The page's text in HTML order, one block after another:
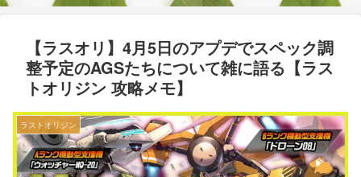
【ラスオリ】4月5日のアプデでスペック調
整予定のAGSたちについて雑に語る【ラス
トオリジン 攻略メモ】
ラストオリジン